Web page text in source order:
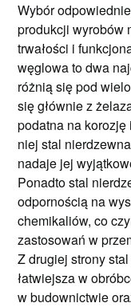
Wybór
produkcji wyrobów
trwałości i
węglowa to dwa
różnią się pod
się głównie z
podatna na
niej stal
nadaje jej
Ponadto stal
odpornością na
chemikaliów, co
zastosowań w
Z drugiej strony
łatwiejsza w
w budownictwie